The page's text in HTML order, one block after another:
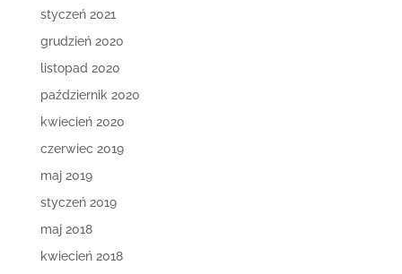
styczeń 2021
grudzień 2020
listopad 2020
październik 2020
kwiecień 2020
czerwiec 2019
maj 2019
styczeń 2019
maj 2018
kwiecień 2018